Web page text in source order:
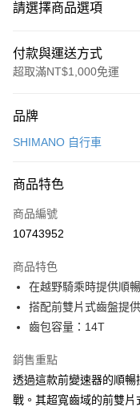
請選擇商品選項
付款與運送方式
超取滿NT$1,000免運
信用卡一次付款
3 期 0 利率 每期
合作金庫商業銀行
上海商業儲蓄銀行
臺灣中小企業銀行
匯豐（台灣）商業銀行
聯邦商業銀行
元大商業銀行
台新國際商業銀行
台灣樂天信用卡公司
合作金庫商業銀行
上海商業儲蓄銀行
國泰世華商業銀行
匯豐（台灣）商業銀行
聯邦商業銀行
玉山商業銀行
台新國際商業銀行
台灣樂天信用卡公司
LINE Pay
Apple Pay
悠遊付
Google Pay
全盈+PAY
ATM付款
品牌
SHIMANO 自行車
商品特色
商品編號
10743952
商品特色
在越野騎乘時提供順
搭配前雙片式齒盤提
齒包容量：14T
銷售重點
透過這款前變速器的順
戰。其超寬齒域的前雙